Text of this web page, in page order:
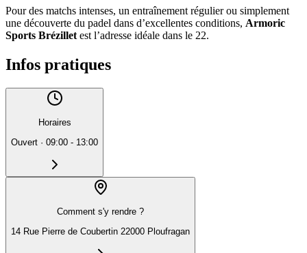
Pour des matchs intenses, un entraînement régulier ou simplement
une découverte du padel dans d’excellentes conditions, Armoric
Sports Brézillet est l’adresse idéale dans le 22.
Infos pratiques
Horaires
Ouvert · 09:00 - 13:00
Comment s'y rendre ?
14 Rue Pierre de Coubertin 22000 Ploufragan